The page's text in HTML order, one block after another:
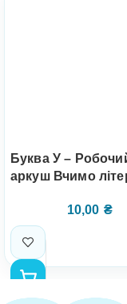
Буква У –
аркуш Вчимо
10,00 ₴